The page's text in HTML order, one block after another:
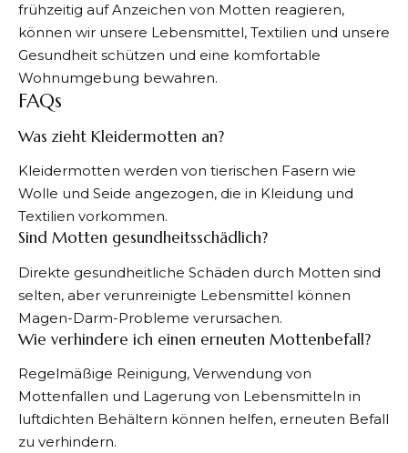
frühzeitig auf Anzeichen von Motten reagieren,
können wir unsere Lebensmittel, Textilien und unsere
Gesundheit schützen und eine komfortable
Wohnumgebung bewahren.
FAQs
Was zieht Kleidermotten an?
Kleidermotten werden von tierischen Fasern wie
Wolle und Seide angezogen, die in Kleidung und
Textilien vorkommen.
Sind Motten gesundheitsschädlich?
Direkte gesundheitliche Schäden durch Motten sind
selten, aber verunreinigte Lebensmittel können
Magen-Darm-Probleme verursachen.
Wie verhindere ich einen erneuten Mottenbefall?
Regelmäßige Reinigung, Verwendung von
Mottenfallen und Lagerung von Lebensmitteln in
luftdichten Behältern können helfen, erneuten Befall
zu verhindern.